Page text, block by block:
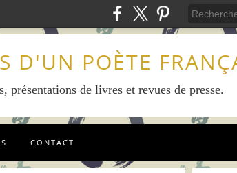
D'UN POÈTE
présentations de livres et revues de presse.
CONTACT